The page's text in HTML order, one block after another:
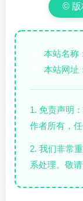
© 版
本站名称
本站网址
1. 免责声明
作者所有，
2. 我们非常
系处理。敬